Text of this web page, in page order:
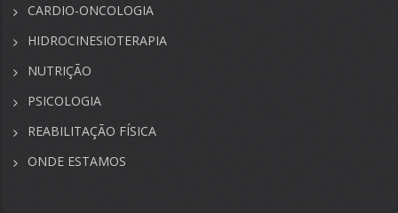
CARDIO-ONCOLOGIA
HIDROCINESIOTERAPIA
NUTRIÇÃO
PSICOLOGIA
REABILITAÇÃO FÍSICA
ONDE ESTAMOS